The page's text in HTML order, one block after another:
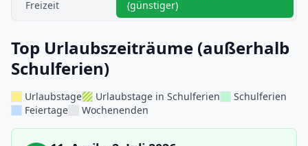
Freizeit
(günstiger)
Top Urlaubszeiträume (außerhalb
Schulferien)
Urlaubstage Urlaubstage in Schulferien
Schulferien
Feiertage
Wochenenden